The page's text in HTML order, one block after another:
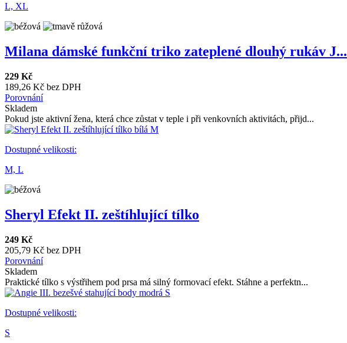
L, XL
Milana dámské funkční triko zateplené dlouhý rukáv J...
229 Kč
189,26 Kč bez DPH
Porovnání
Skladem
Pokud jste aktivní žena, která chce zůstat v teple i při venkovních aktivitách, přijd...
Dostupné velikosti:
M, L
Sheryl Efekt II. zeštíhlující tílko
249 Kč
205,79 Kč bez DPH
Porovnání
Skladem
Praktické tílko s výstřihem pod prsa má silný formovací efekt. Stáhne a perfektn...
Dostupné velikosti:
S